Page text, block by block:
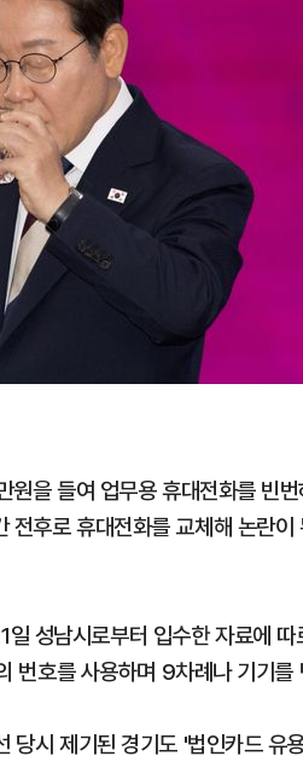
을 들여 업무용 휴대전화를 빈
후로 휴대전화를 교체해 논란이
성남시로부터 입수한 자료에 따
호를 사용하며 9차례나 기기를
당시 제기된 경기도 '법인카드 유